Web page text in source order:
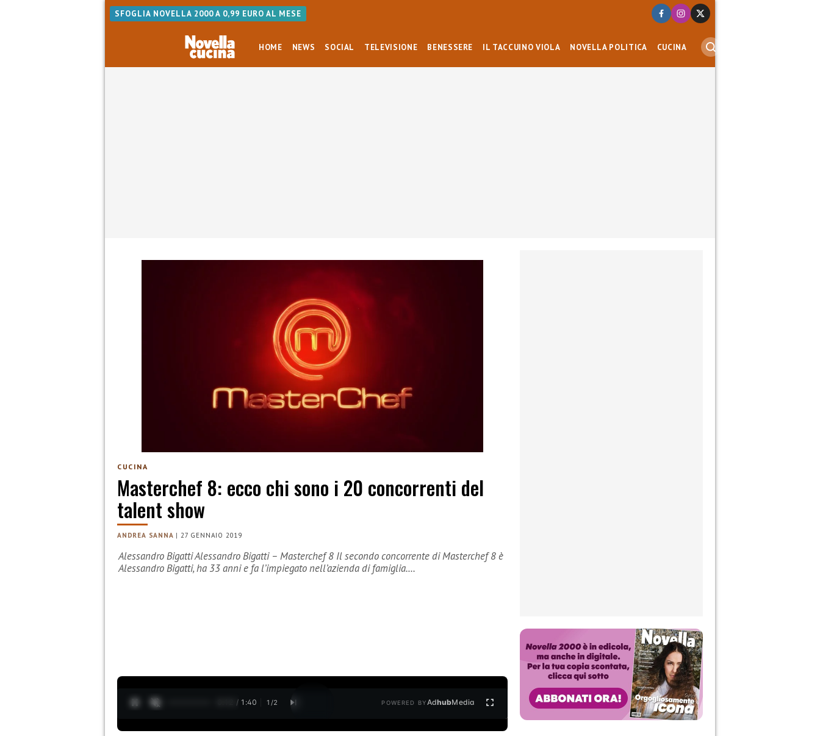
SFOGLIA NOVELLA 2000 A 0,99 EURO AL MESE
HOME NEWS SOCIAL TELEVISIONE BENESSERE IL TACCUINO VIOLA NOVELLA POLITICA CUCINA
CUCINA
Masterchef 8: ecco chi sono i 20 concorrenti del
talent show
ANDREA SANNA |27 GENNAIO 2019
Alessandro Bigatti Alessandro Bigatti – Masterchef 8 Il secondo concorrente di Masterchef 8 è
Alessandro Bigatti, ha 33 anni e fa l’impiegato nell’azienda di famiglia.…
0:13 / 1:40 1 /2 POWERED BYAdhubMedia